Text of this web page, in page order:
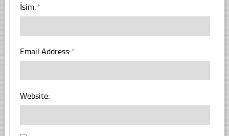
İsim:*
Email Address:*
Website: